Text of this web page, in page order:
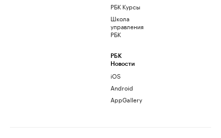
РБК Курсы
Школа
управления
РБК
РБК
Новости
iOS
Android
AppGallery